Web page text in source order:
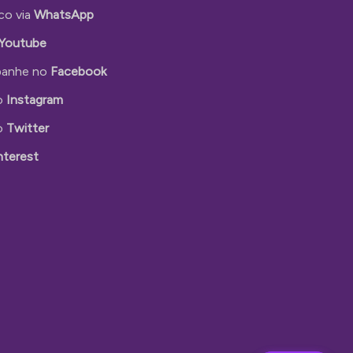
via WhatsApp
no Facebook
Instagram
Twitter